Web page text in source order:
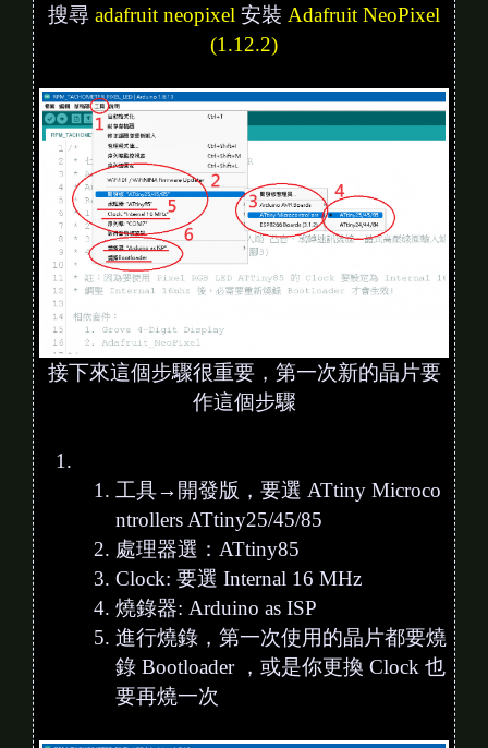
搜尋 adafruit neopixel 安裝 Adafruit NeoPixel
(1.12.2)
接下來這個步驟很重要，第一次新的晶片要
作這個步驟
工具→開發版，要選 ATtiny Microco
ntrollers ATtiny25/45/85
處理器選：ATtiny85
Clock: 要選 Internal 16 MHz
燒錄器: Arduino as ISP
進行燒錄，第一次使用的晶片都要燒
錄 Bootloader ，或是你更換 Clock 也
要再燒一次